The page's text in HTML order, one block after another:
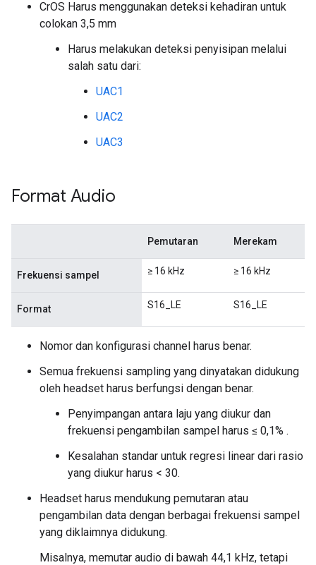
CrOS Harus menggunakan deteksi kehadiran untuk
colokan 3,5 mm
Harus melakukan deteksi penyisipan melalui
salah satu dari:
UAC1
UAC2
UAC3
Format Audio
Pemutaran Merekam
Frekuensi sampel ≥ 16 kHz ≥ 16 kHz
Format S16_LE S16_LE
Nomor dan konfigurasi channel harus benar.
Semua frekuensi sampling yang dinyatakan didukung
oleh headset harus berfungsi dengan benar.
Penyimpangan antara laju yang diukur dan
frekuensi pengambilan sampel harus ≤ 0,1% .
Kesalahan standar untuk regresi linear dari rasio
yang diukur harus < 30.
Headset harus mendukung pemutaran atau
pengambilan data dengan berbagai frekuensi sampel
yang diklaimnya didukung.
Misalnya, memutar audio di bawah 44,1 kHz, tetapi